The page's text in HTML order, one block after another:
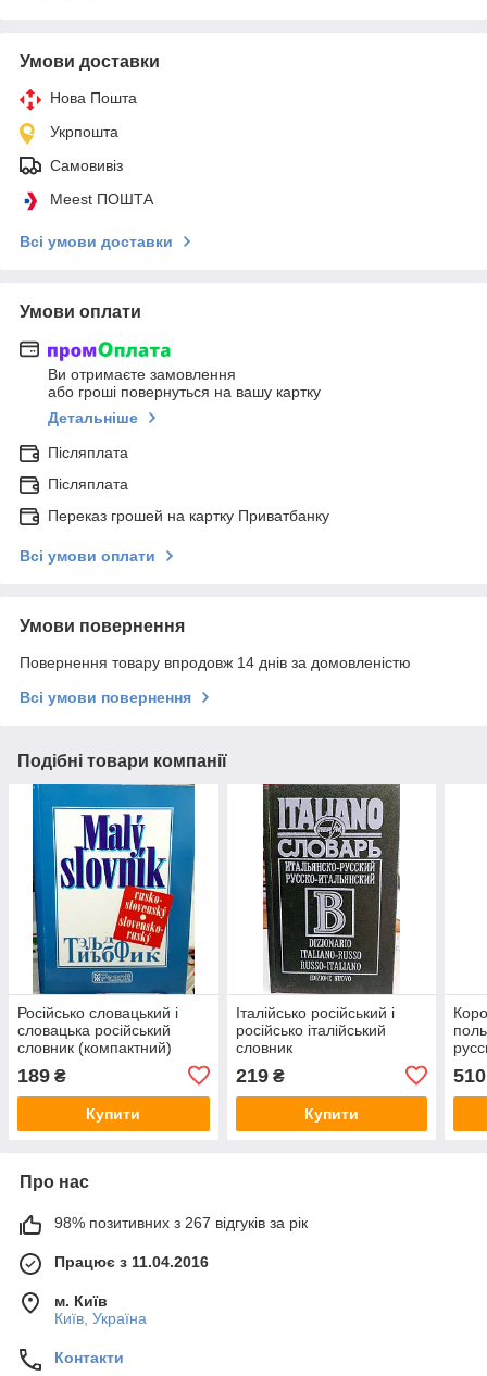
Умови доставки
Нова Пошта
Укрпошта
Самовивіз
Meest ПОШТА
Всі умови доставки
Умови оплати
Ви отримаєте замовлення
або гроші повернуться на вашу картку
Детальніше
Післяплата
Післяплата
Переказ грошей на картку Приватбанку
Всі умови оплати
Умови повернення
Повернення товару впродовж 14 днів за домовленістю
Всі умови повернення
Подібні товари компанії
Російсько словацький і
словацька російський
словник (компактний)
189 ₴
Купити
Італійсько російський і
російсько італійський
словник
219₴
Купити
510
Про нас
98% позитивних з 267 відгуків за рік
Працює з 11.04.2016
м. Київ
Київ, Україна
Контакти